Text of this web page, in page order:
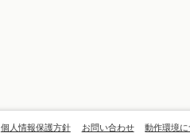
個人情報保護方針 お問い合わせ 動作環境に